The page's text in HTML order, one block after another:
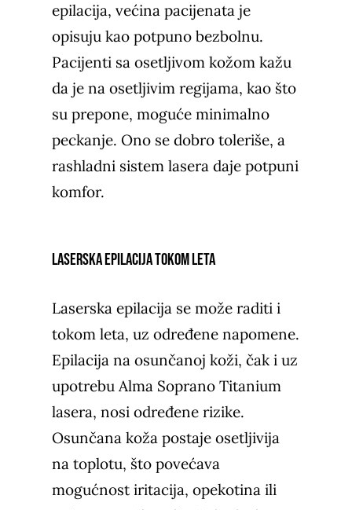
epilacija, većina pacijenata je
opisuju kao potpuno bezbolnu.
Pacijenti sa osetljivom kožom kažu
da je na osetljivim regijama, kao što
su prepone, moguće minimalno
peckanje. Ono se dobro toleriše, a
rashladni sistem lasera daje potpuni
komfor.
Laserska epilacija tokom leta
Laserska epilacija se može raditi i
tokom leta, uz određene napomene.
Epilacija na osunčanoj koži, čak i uz
upotrebu Alma Soprano Titanium
lasera, nosi određene rizike.
Osunčana koža postaje osetljivija
na toplotu, što povećava
mogućnost iritacija, opekotina ili